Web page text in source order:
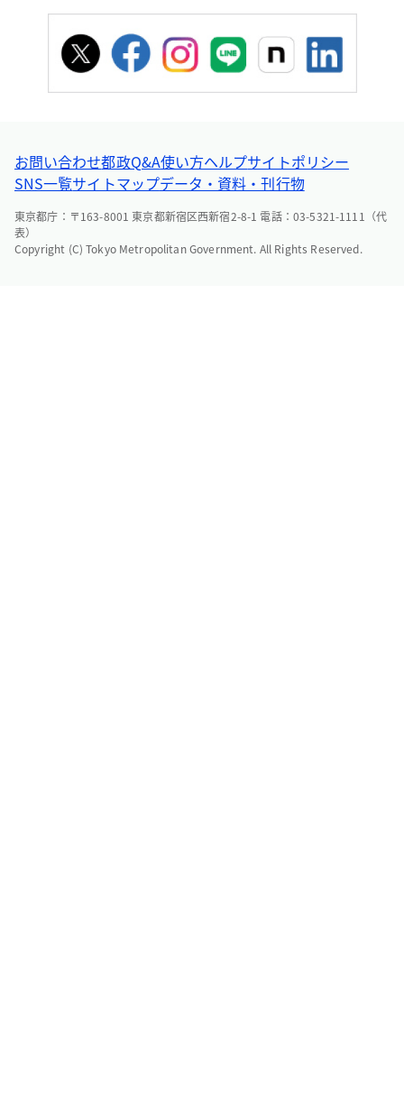
お問い合わせ都政Q&A使い方ヘルプサイトポリシー
SNS一覧サイトマップデータ・資料・刊行物
東京都庁：〒163-8001 東京都新宿区西新宿2-8-1 電話：03-5321-1111（代
表）
Copyright (C) Tokyo Metropolitan Government. All Rights Reserved.